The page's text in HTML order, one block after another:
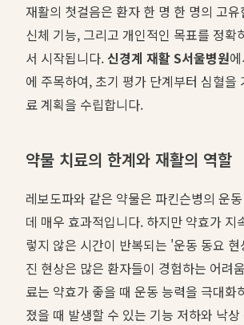
재활의 첫걸음은 환자 한 명 한 명의 고
신체 기능, 그리고 개인적인 목표를 정확
서 시작됩니다.신경계 재활 S서울병원
에 주목하여, 초기 평가 단계부터 심혈을
료 계획을 수립합니다.
약물 치료의 한계와 재활의 역할
레보도파와 같은 약물은 파킨슨병의 운
데 매우 효과적입니다. 하지만 약효가 지
렇지 않은 시간이 반복되는 '운동 동요
진 현상은 많은 환자들이 경험하는 어려
료는 약효가 좋을 때 운동 능력을 극대화
졌을 때 발생할 수 있는 기능 저하와 낙